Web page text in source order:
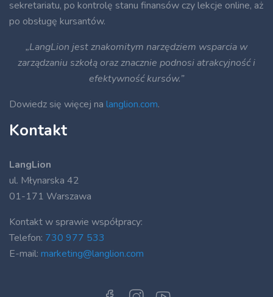
sekretariatu, po kontrolę stanu finansów czy lekcje online, aż
po obsługę kursantów.
„LangLion jest znakomitym narzędziem wsparcia w
zarządzaniu szkołą oraz znacznie podnosi atrakcyjność i
efektywność kursów.”
Dowiedz się więcej na langlion.com.
Kontakt
LangLion
ul. Młynarska 42
01-171 Warszawa
Kontakt w sprawie współpracy:
Telefon: 730 977 533
E-mail: marketing@langlion.com